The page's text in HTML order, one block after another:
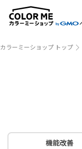
カラーミーショップ トップ
機能改善